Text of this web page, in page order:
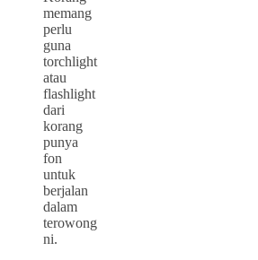
memang
perlu
guna
torchlight
atau
flashlight
dari
korang
punya
fon
untuk
berjalan
dalam
terowong
ni.